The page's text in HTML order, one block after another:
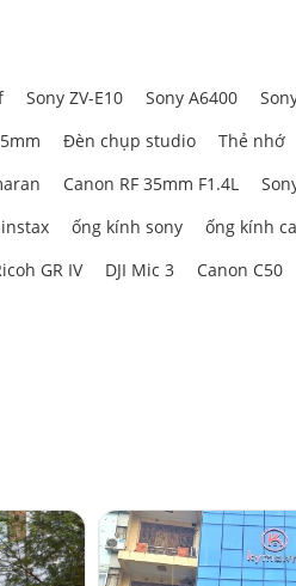
Sony ZV-E10 Sony A6400
Đèn chụp studio
Thẻ nhớ
Canon RF 35mm F1.4L
ống kính sony
ống kính
GR IV DJI Mic 3 Canon C50